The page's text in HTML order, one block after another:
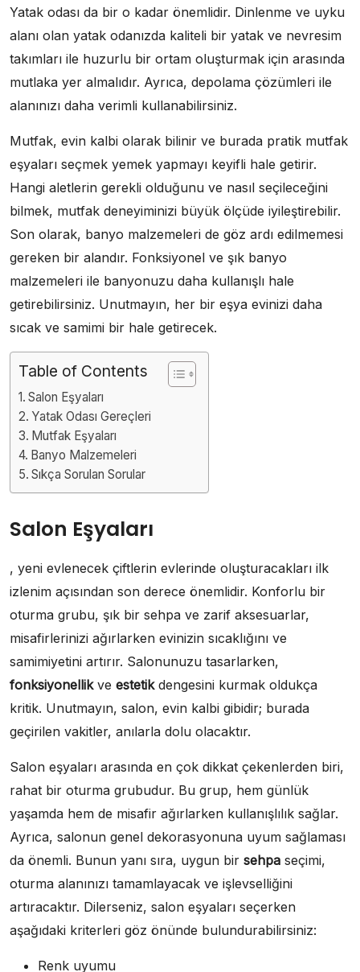
Yatak odası da bir o kadar önemlidir. Dinlenme ve uyku
alanı olan yatak odanızda kaliteli bir yatak ve nevresim
takımları ile huzurlu bir ortam oluşturmak için arasında
mutlaka yer almalıdır. Ayrıca, depolama çözümleri ile
alanınızı daha verimli kullanabilirsiniz.
Mutfak, evin kalbi olarak bilinir ve burada pratik mutfak
eşyaları seçmek yemek yapmayı keyifli hale getirir.
Hangi aletlerin gerekli olduğunu ve nasıl seçileceğini
bilmek, mutfak deneyiminizi büyük ölçüde iyileştirebilir.
Son olarak, banyo malzemeleri de göz ardı edilmemesi
gereken bir alandır. Fonksiyonel ve şık banyo
malzemeleri ile banyonuzu daha kullanışlı hale
getirebilirsiniz. Unutmayın, her bir eşya evinizi daha
sıcak ve samimi bir hale getirecek.
Table of Contents
Salon Eşyaları
Yatak Odası Gereçleri
Mutfak Eşyaları
Banyo Malzemeleri
Sıkça Sorulan Sorular
Salon Eşyaları
, yeni evlenecek çiftlerin evlerinde oluşturacakları ilk
izlenim açısından son derece önemlidir. Konforlu bir
oturma grubu, şık bir sehpa ve zarif aksesuarlar,
misafirlerinizi ağırlarken evinizin sıcaklığını ve
samimiyetini artırır. Salonunuzu tasarlarken,
fonksiyonellikve estetikdengesini kurmak oldukça
kritik. Unutmayın, salon, evin kalbi gibidir; burada
geçirilen vakitler, anılarla dolu olacaktır.
Salon eşyaları arasında en çok dikkat çekenlerden biri,
rahat bir oturma grubudur. Bu grup, hem günlük
yaşamda hem de misafir ağırlarken kullanışlılık sağlar.
Ayrıca, salonun genel dekorasyonuna uyum sağlaması
da önemli. Bunun yanı sıra, uygun bir sehpa seçimi,
oturma alanınızı tamamlayacak ve işlevselliğini
artıracaktır. Dilerseniz, salon eşyaları seçerken
aşağıdaki kriterleri göz önünde bulundurabilirsiniz:
Renk uyumu